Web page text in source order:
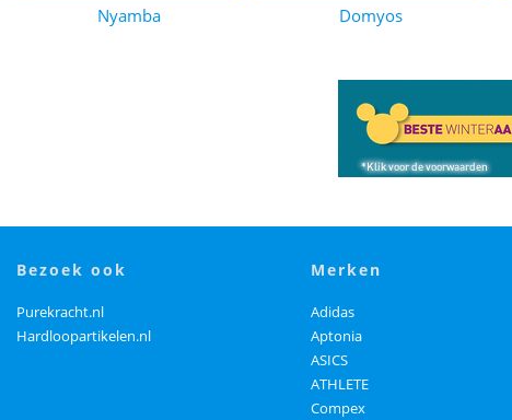
Nyamba
Domyos
bezoek ook
Purekracht.nl
Hardloopartikelen.nl
merken
Adidas
Aptonia
ASICS
ATHLETE
Compex